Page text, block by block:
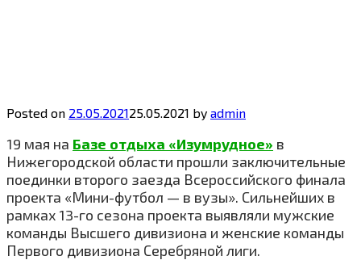
Posted on 25.05.202125.05.2021 by admin
19 мая на Базе отдыха «Изумрудное» в
Нижегородской области прошли заключительные
поединки второго заезда Всероссийского финала
проекта «Мини-футбол — в вузы». Сильнейших в
рамках 13-го сезона проекта выявляли мужские
команды Высшего дивизиона и женские команды
Первого дивизиона Серебряной лиги.